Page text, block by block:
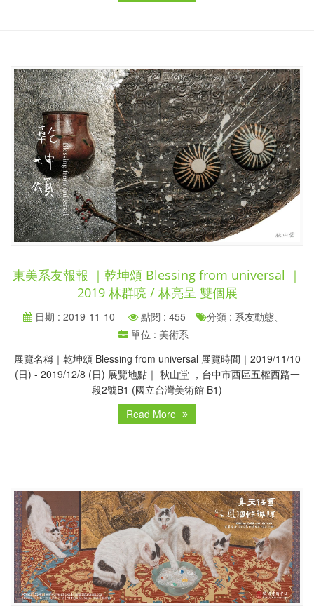
東美系友報報 ｜乾坤頌 Blessing from universal ｜
2019 林群喨 / 林亮呈 雙個展
日期 : 2019-11-10 點閱 : 455
分類 : 系友動態、
單位 : 美術系
展覽名稱｜乾坤頌 Blessing from universal 展覽時間｜2019/11/10
(日) - 2019/12/8 (日) 展覽地點｜ 秋山堂 ，台中市西區五權西路一
段2號B1 (國立台灣美術館 B1)
Read More